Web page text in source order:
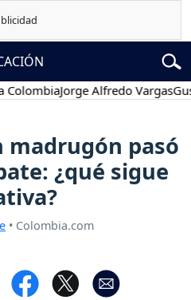
Jorge Alfredo Vargas
madrugón pasó
¿qué sigue
• Colombia.com